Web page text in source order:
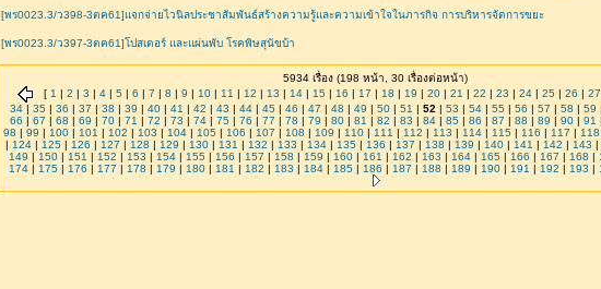
[พร0023.3/ว398-3ตค61]แจกจ่ายไวนิลประชาสัมพันธ์สร้างความรู้และความเข้าใจในภารกิจ การบริหารจัดการขยะ
[พร0023.3/ว397-3ตค61]โปสเตอร์ และแผ่นพับ โรคพิษสุนัขบ้า
5934 เรื่อง (198 หน้า, 30 เรื่องต่อหน้า)
[ 1 | 2 | 3 | 4| 5| 6 | 7 | 8 | 9 | 10| 11 | 12 | 13 | 14| 15| 16 | 17 | 18 | 19 | 20| 21 | 22 | 23 | 24| 25| 26 | 27
34 | 35 | 36 | 37 | 38 | 39 | 40 | 41 | 42 | 43 | 44 | 45 | 46 | 47 | 48 | 49 | 50 | 51 | 52 | 53 | 54 | 55 | 56 | 57 | 58 | 59 |
66 | 67 | 68 | 69 | 70 | 71 | 72 | 73 | 74 | 75 | 76 | 77 | 78 | 79 | 80 | 81 | 82 | 83 | 84 | 85 | 86 | 87 | 88 | 89 | 90 | 91 |
98 | 99 | 100 | 101 | 102 | 103 | 104 | 105 | 106 | 107 | 108 | 109 | 110 | 111 | 112 | 113 | 114 | 115 | 116 | 117 | 118
| 124| 125| 126 | 127 | 128 | 129 | 130| 131 | 132 | 133 | 134| 135| 136 | 137 | 138 | 139 | 140| 141 | 142 | 143 |
149 | 150| 151 | 152 | 153 | 154| 155| 156 | 157 | 158 | 159 | 160| 161 | 162 | 163 | 164| 165| 166 | 167 | 168 |
174| 175| 176 | 177 | 178 | 179 | 180| 181 | 182 | 183 | 184| 185| 186 | 187 | 188 | 189 | 190| 191 | 192 | 193 |